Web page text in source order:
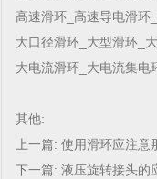
高速滑环_高速导电滑环
大口径滑环_大型滑环_
大电流滑环_大电流集电
其他:
上一篇:使用滑环应注意
下一篇:液压旋转接头的